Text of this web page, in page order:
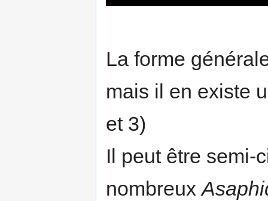
La forme
mais il en existe
et 3)
Il peut être
nombreux